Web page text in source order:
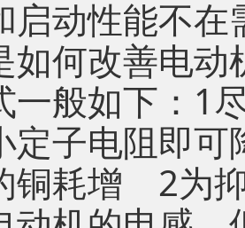
启动性能不
如何改善电
一般如下：1
定子电阻即
铜耗增 2为